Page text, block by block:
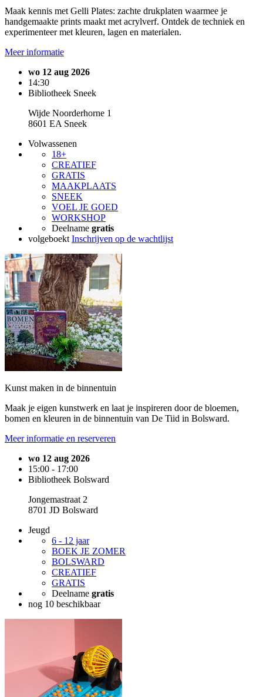
Maak kennis met Gelli Plates: zachte drukplaten waarmee je
handgemaakte prints maakt met acrylverf. Ontdek de techniek en
experimenteer met kleuren, lagen en materialen.
Meer informatie
wo 12 aug 2026
14:30
Bibliotheek Sneek
Wijde Noorderhorne 1
8601 EA Sneek
Volwassenen
18+
CREATIEF
GRATIS
MAAKPLAATS
SNEEK
VOEL JE GOED
WORKSHOP
Deelname gratis
volgeboekt Inschrijven op de wachtlijst
Kunst maken in de binnentuin
Maak je eigen kunstwerk en laat je inspireren door de bloemen,
bomen en kleuren in de binnentuin van De Tiid in Bolsward.
Meer informatie en reserveren
wo 12 aug 2026
15:00 - 17:00
Bibliotheek Bolsward
Jongemastraat 2
8701 JD Bolsward
Jeugd
6 - 12 jaar
BOEK JE ZOMER
BOLSWARD
CREATIEF
GRATIS
Deelname gratis
nog 10 beschikbaar